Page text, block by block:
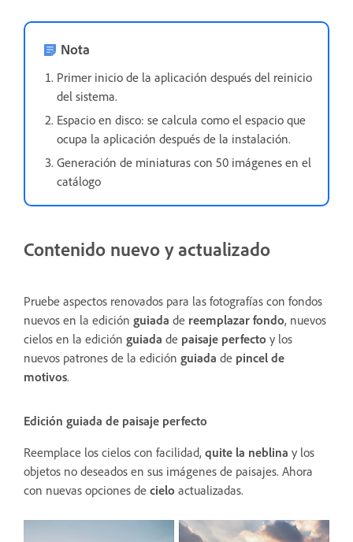
Nota
Primer inicio de la aplicación después del reinicio
del sistema.
Espacio en disco: se calcula como el espacio que
ocupa la aplicación después de la instalación.
Generación de miniaturas con 50 imágenes en el
catálogo
Contenido nuevo y actualizado
Pruebe aspectos renovados para las fotografías con fondos
nuevos en la edición guiada de reemplazar fondo, nuevos
cielos en la edición guiada de paisaje perfecto y los
nuevos patrones de la edición guiada de pincel de
motivos.
Edición guiada de paisaje perfecto
Reemplace los cielos con facilidad, quite la neblina y los
objetos no deseados en sus imágenes de paisajes. Ahora
con nuevas opciones de cielo actualizadas.